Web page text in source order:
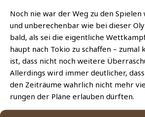
Noch nie war der Weg zu den Spie­len
und unbe­re­chen­bar wie bei die­ser
bald, als sei die eigent­li­che
haupt nach Tokio zu schaf­fen – zumal
ist, dass nicht noch wei­te­re
Aller­dings wird immer deut­li­cher,
den Zeit­räu­me wahr­lich nicht mehr
run­gen der Plä­ne erlau­ben dürften.